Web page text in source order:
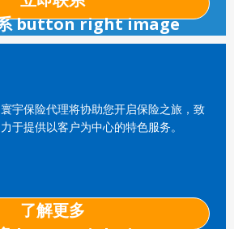
寰宇保险代理将协助您开启保险之旅，致
力于提供以客户为中心的特色服务。
了解更多